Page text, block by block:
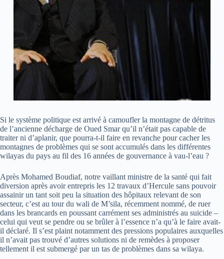
Si le système politique est arrivé à camoufler la montagne de détritus
de l’ancienne décharge de Oued Smar qu’il n’était pas capable de
traiter ni d’aplanir, que pourra-t-il faire en revanche pour cacher les
montagnes de problèmes qui se sont accumulés dans les différentes
wilayas du pays au fil des 16 années de gouvernance à vau-l’eau ?
Après Mohamed Boudiaf, notre vaillant ministre de la santé qui fait
diversion après avoir entrepris les 12 travaux d’Hercule sans pouvoir
assainir un tant soit peu la situation des hôpitaux relevant de son
secteur, c’est au tour du wali de M’sila, récemment nommé, de ruer
dans les brancards en poussant carrément ses administrés au suicide –
celui qui veut se pendre ou se brûler à l’essence n’a qu’à le faire avait-
il déclaré. Il s’est plaint notamment des pressions populaires auxquelles
il n’avait pas trouvé d’autres solutions ni de remèdes à proposer
tellement il est submergé par un tas de problèmes dans sa wilaya.